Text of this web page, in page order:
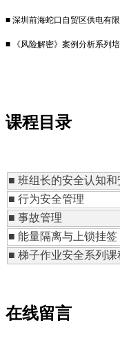
■ 深圳前海蛇口自贸区供电有
■ 《风险解密》案例分析系列
课程目录
■ 班组长的安全认知
■ 行为安全管理
■ 事故管理
■ 能量隔离与上锁挂签
■ 梯子作业安全系列课
在线留言